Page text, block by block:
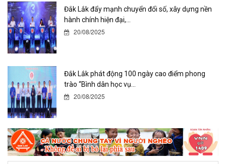
Đắk Lắk đẩy mạnh chuyển đổi số, xây dựng nền
hành chính hiện đại,...
20/08/2025
Đắk Lắk phát động 100 ngày cao điểm phong
trào “Bình dân học vụ...
20/08/2025